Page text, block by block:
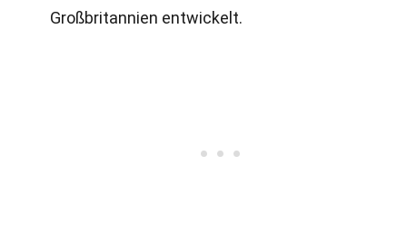
Großbritannien entwickelt.